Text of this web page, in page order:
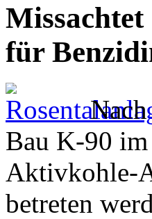
für
Bau K-90
Aktivkohle-
betreten